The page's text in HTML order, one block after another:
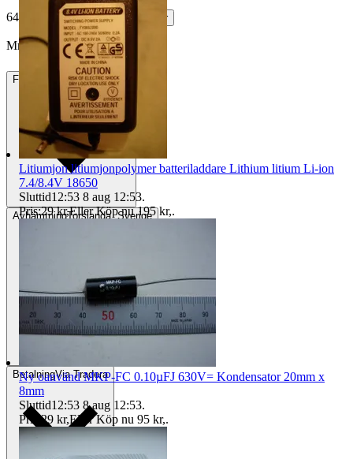
64 kr med köparskydd. Läs mer
MrVega vann auktionen
Frakt 44 kr Annat fraktsätt
AvhämtningTorslanda, Sverige
BetalningVia Tradera
Litiumjon litiumjonpolymer batteriladdare Lithium litium Li-ion
7.4/8.4V 18650
Sluttid12:53 8 aug 12:53.
Pris:29 kr,Eller Köp nu 195 kr,.
Ny oanvänd MKP-FC 0.10µFJ 630V= Kondensator 20mm x
8mm
Sluttid12:53 8 aug 12:53.
Pris:29 kr,Eller Köp nu 95 kr,.